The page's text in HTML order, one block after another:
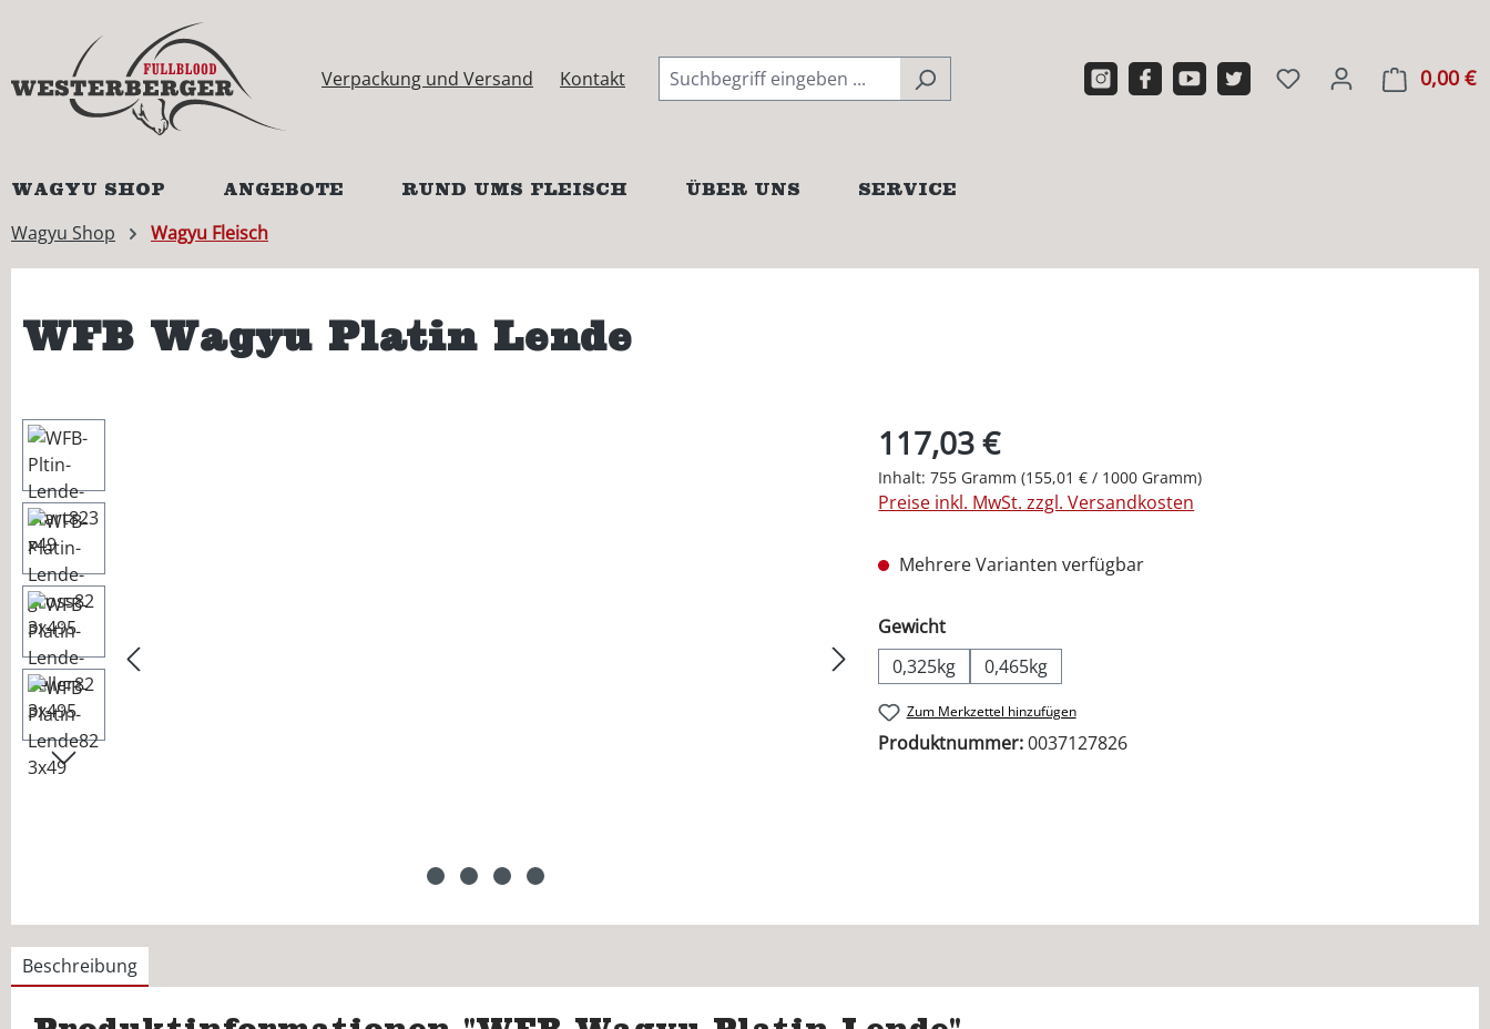
Zur Hauptnavigation springen
Verpackung und Versand Kontakt 0,00 €
WAGYU SHOP ANGEBOTE RUND UMS FLEISCH ÜBER UNS
SERVICE
Wagyu Shop
Wagyu Fleisch
WFB Wagyu Platin Lende
Bildergalerie überspringen 117,03 €
Inhalt:755 Gramm(155,01 € / 1000 Gramm)
Preise inkl. MwSt. zzgl. Versandkosten
Mehrere Varianten verfügbar
Gewichtauswählen
0,325kg
0,465kg
Zum Merkzettel hinzufügen
Produktnummer:0037127826
Beschreibung